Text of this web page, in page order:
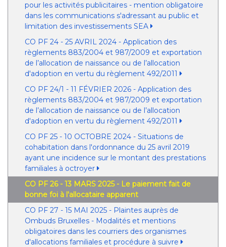
pour les activités publicitaires - mention obligatoire
dans les communications s'adressant au public et
limitation des investissements SEA
CO PF 24 - 25 AVRIL 2024 - Application des
règlements 883/2004 et 987/2009 et exportation
de l’allocation de naissance ou de l’allocation
d'adoption en vertu du règlement 492/2011
CO PF 24/1 - 11 FÉVRIER 2026 - Application des
règlements 883/2004 et 987/2009 et exportation
de l’allocation de naissance ou de l’allocation
d'adoption en vertu du règlement 492/2011
CO PF 25 - 10 OCTOBRE 2024 - Situations de
cohabitation dans l'ordonnance du 25 avril 2019
ayant une incidence sur le montant des prestations
familiales à octroyer
CO PF 26 - 13 MARS 2025 - Le paiement fait de
bonne foi à l'allocataire apparent
CO PF 27 - 15 MAI 2025 - Plaintes auprès de
Ombuds Bruxelles - Modalités et mentions
obligatoires dans les courriers des organismes
d'allocations familiales et procédure à suivre